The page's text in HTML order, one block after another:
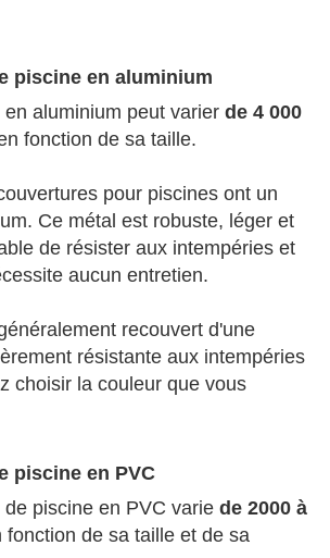
piscine en aluminium
aluminium peut varier de 4 000
fonction de sa taille.
pour piscines ont un
Ce métal est robuste, léger et
de résister aux intempéries et
aucun entretien.
recouvert d'une
résistante aux intempéries
choisir la couleur que vous
piscine en PVC
piscine en PVC varie de 2000 à
fonction de sa taille et de sa